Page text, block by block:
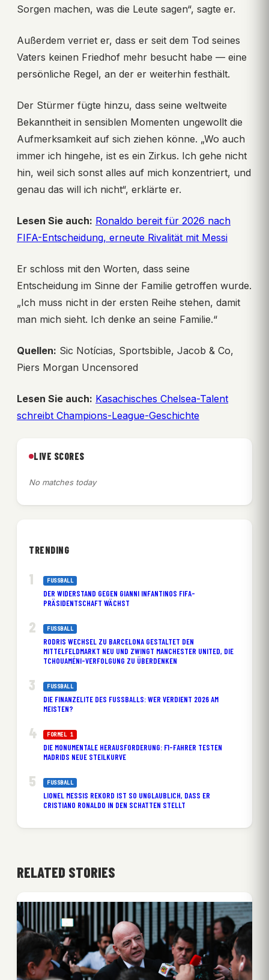
Sorgen machen, was die Leute sagen“, sagte er.
Außerdem verriet er, dass er seit dem Tod seines
Vaters keinen Friedhof mehr besucht habe — eine
persönliche Regel, an der er weiterhin festhält.
Der Stürmer fügte hinzu, dass seine weltweite
Bekanntheit in sensiblen Momenten ungewollt die
Aufmerksamkeit auf sich ziehen könne. „Wo auch
immer ich hingehe, ist es ein Zirkus. Ich gehe nicht
hin, weil sich sonst alles auf mich konzentriert, und
genau das will ich nicht“, erklärte er.
Lesen Sie auch: Ronaldo bereit für 2026 nach
FIFA-Entscheidung, erneute Rivalität mit Messi
Er schloss mit den Worten, dass seine
Entscheidung im Sinne der Familie getroffen wurde.
„Ich muss nicht in der ersten Reihe stehen, damit
man mich sieht. Ich denke an seine Familie.“
Quellen: Sic Notícias, Sportsbible, Jacob & Co,
Piers Morgan Uncensored
Lesen Sie auch: Kasachisches Chelsea-Talent
schreibt Champions-League-Geschichte
LIVE SCORES
No matches today
TRENDING
FUSSBALL
DER WIDERSTAND GEGEN GIANNI INFANTINOS FIFA-
PRÄSIDENTSCHAFT WÄCHST
FUSSBALL
RODRIS WECHSEL ZU BARCELONA GESTALTET DEN
MITTELFELDMARKT NEU UND ZWINGT MANCHESTER UNITED, DIE
TCHOUAMÉNI-VERFOLGUNG ZU ÜBERDENKEN
FUSSBALL
DIE FINANZELITE DES FUSSBALLS: WER VERDIENT 2026 AM M
EISTEN?
FORMEL 1
DIE MONUMENTALE HERAUSFORDERUNG: F1-FAHRER TESTEN
MADRIDS NEUE STEILKURVE
FUSSBALL
LIONEL MESSIS REKORD IST SO UNGLAUBLICH, DASS ER
CRISTIANO RONALDO IN DEN SCHATTEN STELLT
RELATED STORIES